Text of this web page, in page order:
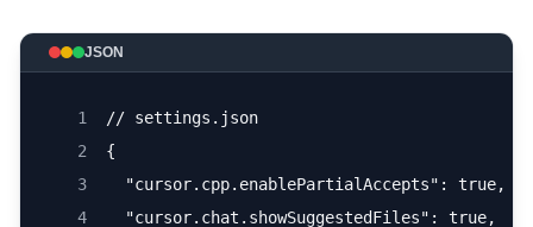
JSON
1
// settings.json
2
{
3
  "cursor.cpp.enablePartialAccepts": true,
4
  "cursor.chat.showSuggestedFiles": true,